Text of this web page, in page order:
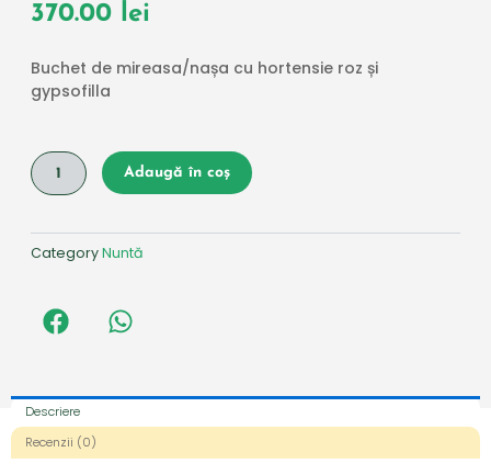
370.00 lei
Buchet de mireasa/nașa cu hortensie roz și
gypsofilla
Cantitate
Buchet
mireasa/nașa
cu
Adaugă în coș
CategoryNuntă
Descriere
Recenzii (0)